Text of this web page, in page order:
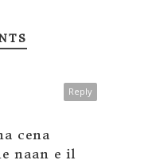
Reply
cena
naan e il